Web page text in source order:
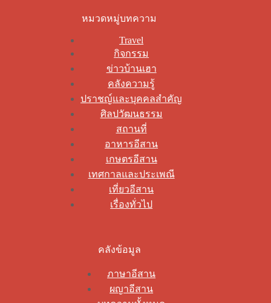
หมวดหมู่บทความ
Travel
กิจกรรม
ข่าวบ้านเฮา
คลังความรู้
ปราชญ์และบุคคลสำคัญ
ศิลปวัฒนธรรม
สถานที่
อาหารอีสาน
เกษตรอีสาน
เทศกาลและประเพณี
เที่ยวอีสาน
เรื่องทั่วไป
คลังข้อมูล
ภาษาอีสาน
ผญาอีสาน